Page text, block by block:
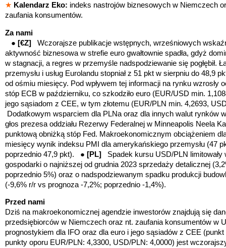
★ Kalendarz Eko: indeks nastrojów biznesowych w Niemczech
zaufania konsumentów.
Za nami
● [€Z] Wczorajsze publikacje wstępnych, wrześniowych
aktywność biznesowa w strefie euro gwałtownie spadła, gdyż
w stagnacji, a regres w przemyśle nadspodziewanie się pogłębił.
przemysłu i usług Eurolandu stopniał z 51 pkt w sierpniu do 48,9
od ośmiu miesięcy. Pod wpływem tej informacji na rynku wzrosły
stóp ECB w październiku, co szkodziło euro (EUR/USD min.
jego sąsiadom z CEE, w tym złotemu (EUR/PLN min. 4,2693,
Dodatkowym wsparciem dla PLNa oraz dla innych walut rynków
głos prezesa oddziału Rezerwy Federalnej w Minneapolis Neela
punktową obniżką stóp Fed. Makroekonomicznym obciążeniem
miesięcy wynik indeksu PMI dla amerykańskiego przemysłu (47
poprzednio 47,9 pkt). ● [PL] Spadek kursu USD/PLN
gospodarki o najniższej od grudnia 2023 sprzedaży detalicznej
poprzednio 5%) oraz o nadspodziewanym spadku produkcji
(-9,6% r/r vs prognoza -7,2%; poprzednio -1,4%).
Przed nami
Dziś na makroekonomicznej agendzie inwestorów znajdują się
przedsiębiorców w Niemczech oraz nt. zaufania konsumentów
prognostykiem dla IFO oraz dla euro i jego sąsiadów z CEE
punkty oporu EUR/PLN: 4,3300, USD/PLN: 4,0000) jest